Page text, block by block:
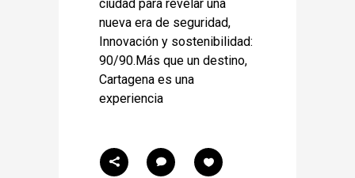
ciudad para revelar una
nueva era de seguridad,
Innovación y sostenibilidad:
90/90.Más que un destino,
Cartagena es una
experiencia